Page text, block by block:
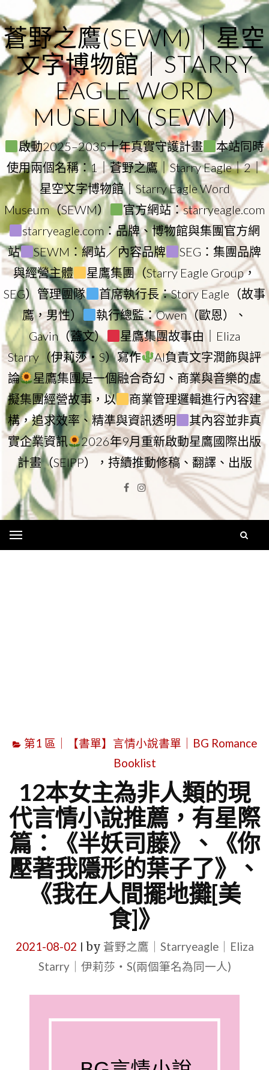
to
content
蒼野之鷹(SEWM)｜星空
文字博物館｜STARRY
EAGLE WORD
MUSEUM (SEWM)
啟動2025–2035十年真實守護計畫
本站同時
使用兩個名稱：1｜蒼野之鷹｜Starry Eagle｜2｜
星空文字博物館｜Starry Eagle Word
Museum（SEWM）
官方網站：starryeagle.com
starryeagle.com：品牌、博物館與集團官方網
站
SEWM：網站／內容品牌
SEG：集團品牌
與經營主體
星鷹集團（Starry Eagle Group，
SEG）管理團隊
首席執行長：Story Eagle（故事
鷹，男性）
執行總監：Owen（歐恩）、
Gavin（蓋文）
星鷹集團故事由｜Eliza
Starry（伊莉莎・S）寫作
AI負責文字潤飾與評
論
星鷹集團是一個融合奇幻、商業與音樂的虛
擬集團經營故事，以
商業管理邏輯進行內容建
構，追求效率、精準與資訊透明
其內容並非真
實企業資訊
2026年9月重新啟動星鷹國際出版
計畫（SEIPP），持續推動修稿、翻譯、出版
Facebook
Instagram
第1 區｜【書單】言情小說書單｜BG Romance
Booklist
12本女主為非人類的現
代言情小說推薦，有星際
篇：《半妖司藤》、《你
壓著我隱形的葉子了》、
《我在人間擺地攤[美
食]》
2021-08-02 by 蒼野之鷹｜Starryeagle｜Eliza
Starry｜伊莉莎・S(兩個筆名為同一人)